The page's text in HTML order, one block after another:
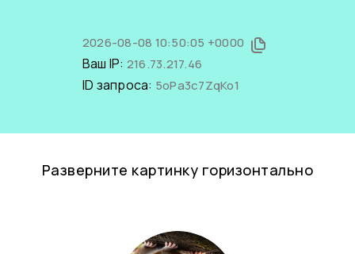
2026-08-08 10:50:05 +0000
Ваш IP: 216.73.217.46
ID запроса: 5oPa3c7ZqKo1
Разверните картинку горизонтально